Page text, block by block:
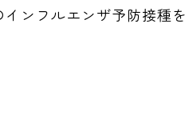
インフルエンザ予防接種